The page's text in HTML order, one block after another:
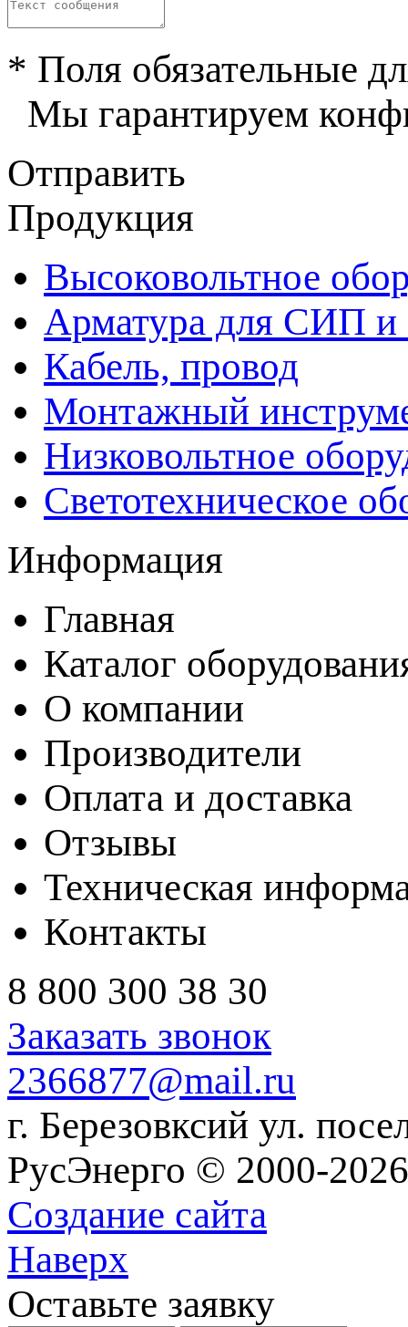
* Поля обязательные
Мы гарантируем
Отправить
Продукция
Высоковольтное
Арматура для СИП
Кабель, провод
Монтажный
Низковольтное
Светотехническое
Информация
Главная
Каталог
О компании
Производители
Оплата и доставка
Отзывы
Техническая
Контакты
8 800 300 38 30
Заказать звонок
2366877@mail.ru
г. Березовксий ул.
РусЭнерго © 2000-
Создание сайта
Наверх
Оставьте заявку